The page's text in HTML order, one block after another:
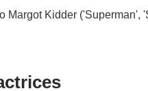
Margot Kidder ('Superman',